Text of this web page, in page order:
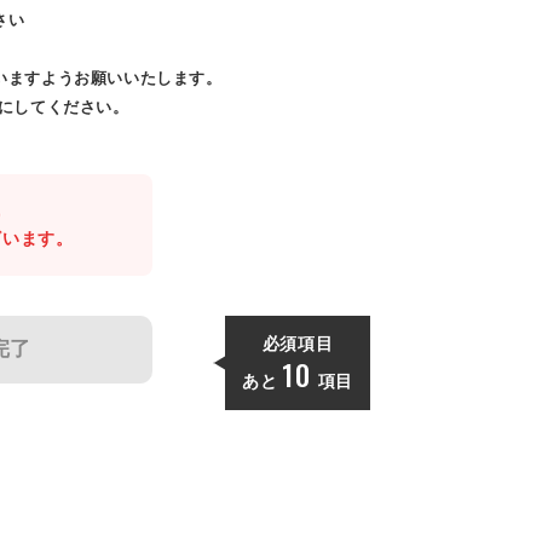
い
すようお願いいたします。
してください。
ます。
了 必須項目
あと 10 項目